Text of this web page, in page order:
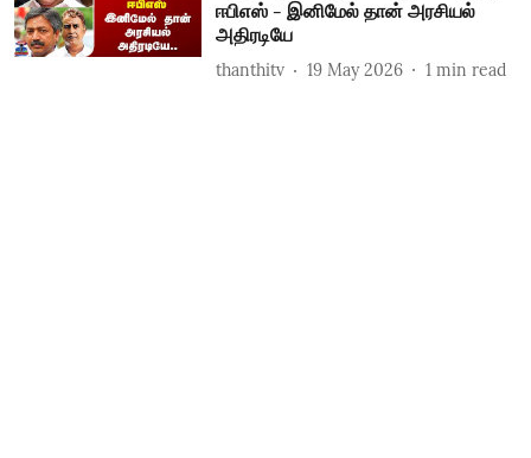
ஈபிஎஸ் - இனிமேல் தான் அரசியல்
அதிரடியே
thanthitv 19 May 2026 1 min read